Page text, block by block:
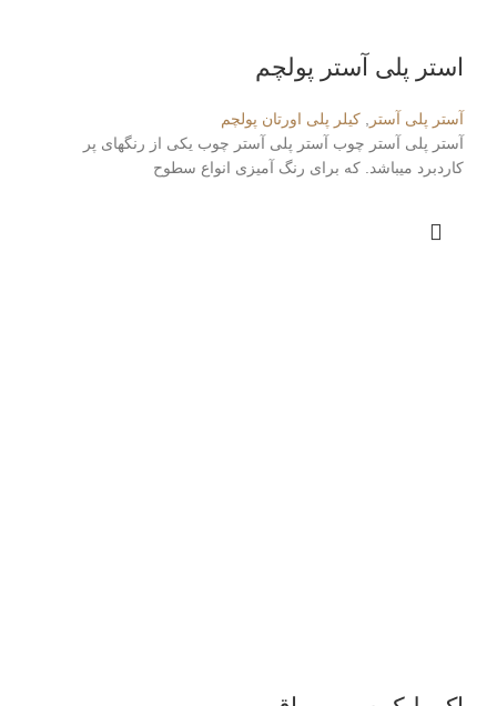
استر پلی آستر پولچم
آستر پلی آستر
کیلر پلی اورتان پولچم
آستر پلی آستر چوب آستر پلی آستر چوب یکی از رنگهای پر
کاردبرد میباشد. که برای رنگ آمیزی انواع سطوح